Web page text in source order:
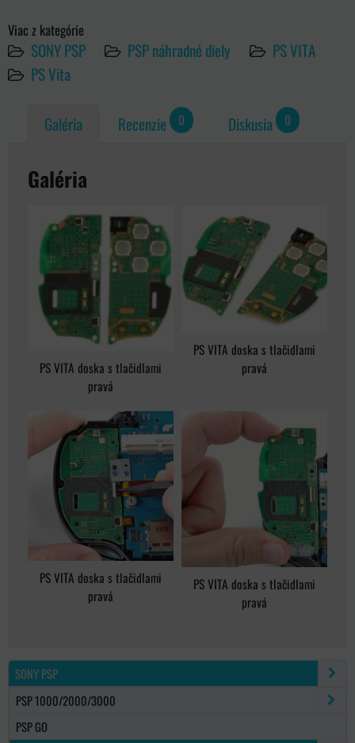
Viac z kategórie
SONY PSP PSP náhradné diely
PS VITA
PS Vita
Galéria Recenzie 0 Diskusia 0
Galéria
PS VITA doska s tlačidlami
pravá
PS VITA doska s tlačidlami
pravá
PS VITA doska s tlačidlami
pravá
PS VITA doska s tlačidlami
pravá
SONY PSP
PSP 1000/2000/3000
PSP GO